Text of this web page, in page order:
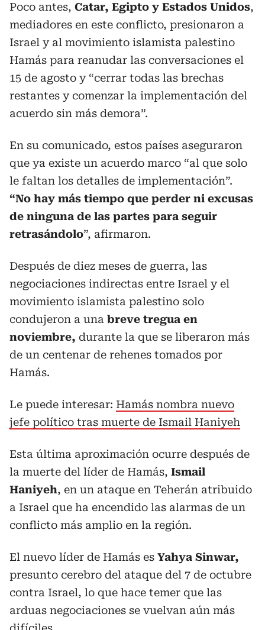
Poco antes, Catar, Egipto y Estados Unidos,
mediadores en este conflicto, presionaron a
Israel y al movimiento islamista palestino
Hamás para reanudar las conversaciones el
15 de agosto y “cerrar todas las brechas
restantes y comenzar la implementación del
acuerdo sin más demora”.
En su comunicado, estos países aseguraron
que ya existe un acuerdo marco “al que solo
le faltan los detalles de implementación”.
“No hay más tiempo que perder ni excusas
de ninguna de las partes para seguir
retrasándolo”, afirmaron.
Después de diez meses de guerra, las
negociaciones indirectas entre Israel y el
movimiento islamista palestino solo
condujeron a una breve tregua en
noviembre, durante la que se liberaron más
de un centenar de rehenes tomados por
Hamás.
Le puede interesar: Hamás nombra nuevo
jefe político tras muerte de Ismail Haniyeh
Esta última aproximación ocurre después de
la muerte del líder de Hamás, Ismail
Haniyeh, en un ataque en Teherán atribuido
a Israel que ha encendido las alarmas de un
conflicto más amplio en la región.
El nuevo líder de Hamás es Yahya Sinwar,
presunto cerebro del ataque del 7 de octubre
contra Israel, lo que hace temer que las
arduas negociaciones se vuelvan aún más